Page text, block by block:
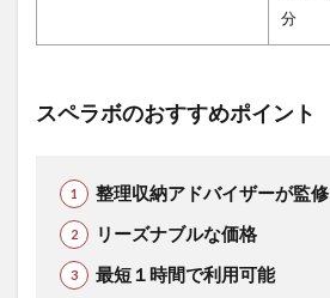
分
スペラボのおすすめポイント
整理収納アドバイザーが監修
リーズナブルな価格
最短１時間で利用可能